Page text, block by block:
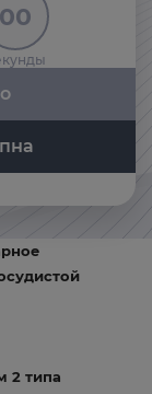
00
2 типа